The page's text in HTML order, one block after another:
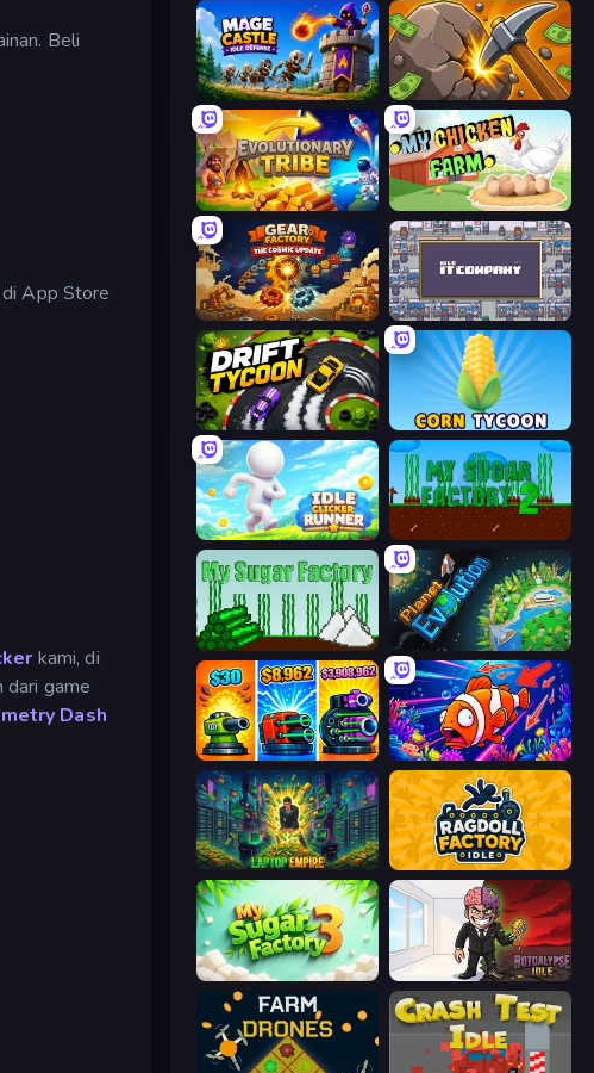
Beli
App Store
kami, di
dari game
Dash
Mage Castle Idle Defense Mine Clicker
Evolutionary Tribe My Chicken Farm
Gear Factory Idle IT Company
Drift Tycoon Corn Tycoon
Idle Clicker Runner My Sugar Factory 2
My Sugar Factory Planet Evolution: Idle Clicker
Pumpkin Defense: Merge Cannon Fish Catch Idle
Laptop Empire Ragdoll Factory Idle
My Sugar Factory 3 Rotcalypse: Idle Incremental